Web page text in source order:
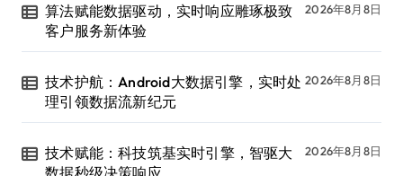
算法赋能数据驱动，实时响应雕琢极致
客户服务新体验
2026年8月8日
技术护航：Android大数据引擎，实时处
理引领数据流新纪元
2026年8月8日
技术赋能：科技筑基实时引擎，智驱大
数据秒级决策响应
2026年8月8日